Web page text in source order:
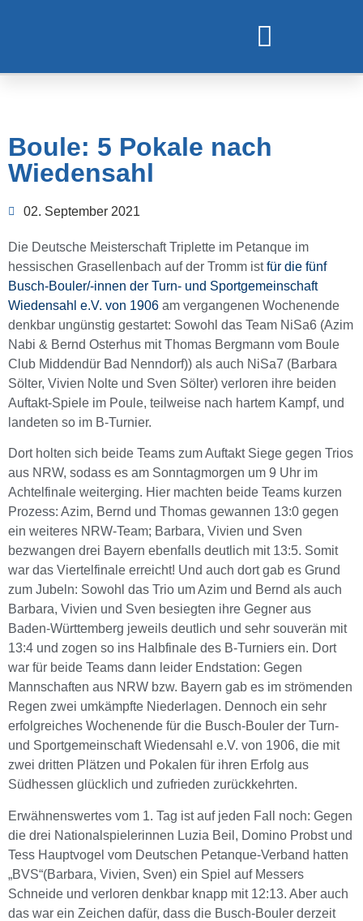
Boule: 5 Pokale nach
Wiedensahl
02. September 2021
Die Deutsche Meisterschaft Triplette im Petanque im
hessischen Grasellenbach auf der Tromm istfür die fünf
Busch-Bouler/-innen der Turn- und Sportgemeinschaft
Wiedensahl e.V. von 1906 am vergangenen Wochenende
denkbar ungünstig gestartet: Sowohl das Team NiSa6 (Azim
Nabi & Bernd Osterhus mit Thomas Bergmann vom Boule
Club Middendür Bad Nenndorf)) als auch NiSa7 (Barbara
Sölter, Vivien Nolte und Sven Sölter) verloren ihre beiden
Auftakt-Spiele im Poule, teilweise nach hartem Kampf, und
landeten so im B-Turnier.
Dort holten sich beide Teams zum Auftakt Siege gegen Trios
aus NRW, sodass es am Sonntagmorgen um 9 Uhr im
Achtelfinale weiterging. Hier machten beide Teams kurzen
Prozess: Azim, Bernd und Thomas gewannen 13:0 gegen
ein weiteres NRW-Team; Barbara, Vivien und Sven
bezwangen drei Bayern ebenfalls deutlich mit 13:5. Somit
war das Viertelfinale erreicht! Und auch dort gab es Grund
zum Jubeln: Sowohl das Trio um Azim und Bernd als auch
Barbara, Vivien und Sven besiegten ihre Gegner aus
Baden-Württemberg jeweils deutlich und sehr souverän mit
13:4 und zogen so ins Halbfinale des B-Turniers ein. Dort
war für beide Teams dann leider Endstation: Gegen
Mannschaften aus NRW bzw. Bayern gab es im strömenden
Regen zwei umkämpfte Niederlagen. Dennoch ein sehr
erfolgreiches Wochenende für die Busch-Bouler der Turn-
und Sportgemeinschaft Wiedensahl e.V. von 1906, die mit
zwei dritten Plätzen und Pokalen für ihren Erfolg aus
Südhessen glücklich und zufrieden zurückkehrten.
Erwähnenswertes vom 1. Tag ist auf jeden Fall noch: Gegen
die drei Nationalspielerinnen Luzia Beil, Domino Probst und
Tess Hauptvogel vom Deutschen Petanque-Verband hatten
„BVS“(Barbara, Vivien, Sven) ein Spiel auf Messers
Schneide und verloren denkbar knapp mit 12:13. Aber auch
das war ein Zeichen dafür, dass die Busch-Bouler derzeit